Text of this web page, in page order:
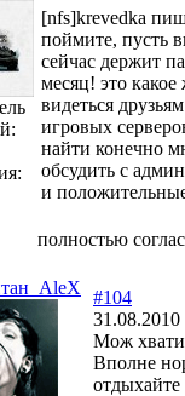
[nfs]krevedka
поймите, пусть
сейчас держит
месяц! это
видеться
игровых
найти конечно
обсудить с
и
полностью
#104
31.08.2010
Мож
Вполне
отдыхайте